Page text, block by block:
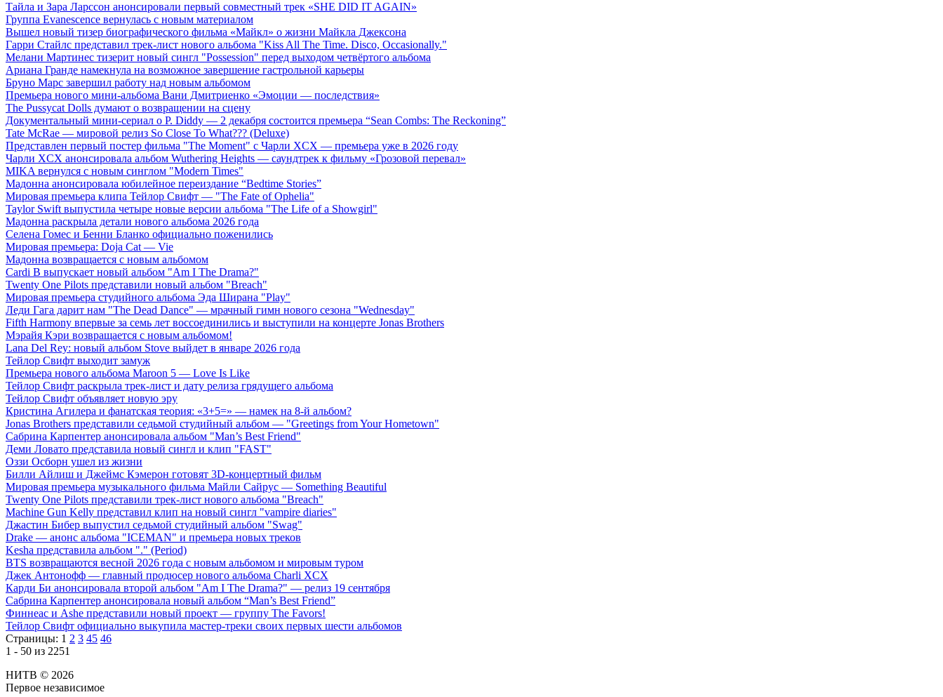
Тайла и Зара Ларссон анонсировали первый совместный трек «SHE DID IT AGAIN»
Группа Evanescence вернулась с новым материалом
Вышел новый тизер биографического фильма «Майкл» о жизни Майкла Джексона
Гарри Стайлс представил трек-лист нового альбома "Kiss All The Time. Disco, Occasionally."
Мелани Мартинес тизерит новый сингл "Possession" перед выходом четвёртого альбома
Ариана Гранде намекнула на возможное завершение гастрольной карьеры
Бруно Марс завершил работу над новым альбомом
Премьера нового мини-альбома Вани Дмитриенко «Эмоции — последствия»
The Pussycat Dolls думают о возвращении на сцену
Документальный мини-сериал о P. Diddy — 2 декабря состоится премьера “Sean Combs: The Reckoning”
Tate McRae — мировой релиз So Close To What??? (Deluxe)
Представлен первый постер фильма "The Moment" с Чарли XCX — премьера уже в 2026 году
Чарли XCX анонсировала альбом Wuthering Heights — саундтрек к фильму «Грозовой перевал»
MIKA вернулся с новым синглом "Modern Times"
Мадонна анонсировала юбилейное переиздание “Bedtime Stories”
Мировая премьера клипа Тейлор Свифт — "The Fate of Ophelia"
Taylor Swift выпустила четыре новые версии альбома "The Life of a Showgirl"
Мадонна раскрыла детали нового альбома 2026 года
Селена Гомес и Бенни Бланко официально поженились
Мировая премьера: Doja Cat — Vie
Мадонна возвращается с новым альбомом
Cardi B выпускает новый альбом "Am I The Drama?"
Twenty One Pilots представили новый альбом "Breach"
Мировая премьера студийного альбома Эда Ширана "Play"
Леди Гага дарит нам "The Dead Dance" — мрачный гимн нового сезона "Wednesday"
Fifth Harmony впервые за семь лет воссоединились и выступили на концерте Jonas Brothers
Мэрайя Кэри возвращается с новым альбомом!
Lana Del Rey: новый альбом Stove выйдет в январе 2026 года
Тейлор Свифт выходит замуж
Премьера нового альбома Maroon 5 — Love Is Like
Тейлор Свифт раскрыла трек-лист и дату релиза грядущего альбома
Тейлор Свифт объявляет новую эру
Кристина Агилера и фанатская теория: «3+5=» — намек на 8-й альбом?
Jonas Brothers представили седьмой студийный альбом — "Greetings from Your Hometown"
Сабрина Карпентер анонсировала альбом "Man’s Best Friend"
Деми Ловато представила новый сингл и клип "FAST"
Оззи Осборн ушел из жизни
Билли Айлиш и Джеймс Кэмерон готовят 3D-концертный фильм
Мировая премьера музыкального фильма Майли Сайрус — Something Beautiful
Twenty One Pilots представили трек-лист нового альбома "Breach"
Machine Gun Kelly представил клип на новый сингл "vampire diaries"
Джастин Бибер выпустил седьмой студийный альбом "Swag"
Drake — анонс альбома "ICEMAN" и премьера новых треков
Kesha представила альбом "." (Period)
BTS возвращаются весной 2026 года с новым альбомом и мировым туром
Джек Антонофф — главный продюсер нового альбома Charli XCX
Карди Би анонсировала второй альбом "Am I The Drama?" — релиз 19 сентября
Сабрина Карпентер анонсировала новый альбом “Man’s Best Friend”
Финнеас и Ashe представили новый проект — группу The Favors!
Тейлор Свифт официально выкупила мастер-треки своих первых шести альбомов
Страницы: 1 2 3 45 46
1 - 50 из 2251
НИТВ © 2026
Первое независимое